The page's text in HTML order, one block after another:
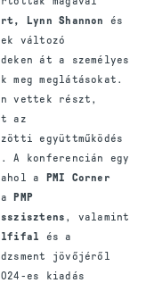
Lynn Shannon
és
változó
át a személyes
meg meglátásokat.
vettek részt,
az
együttműködés
A konferencián egy
a PMI Corner
PMP
, valamint
és a
jövőjéről
es kiadás